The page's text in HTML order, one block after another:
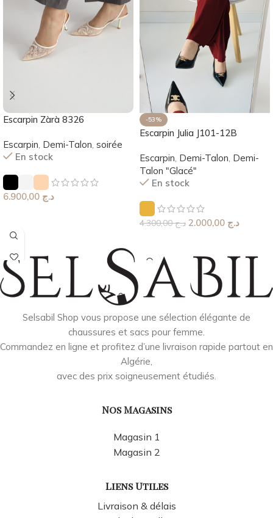
Escarpin Zàrà 8326
Escarpin, Demi-Talon, soirée
En stock
د.ج
-53%
Escarpin Julia J101-12B
Escarpin, Demi-Talon, Demi-
Talon "Glacé"
En stock
د.ج4.300,00 د.ج
Selsabil Shop vous propose une sélection élégante de
chaussures et sacs pour femme.
Commandez en ligne et profitez d’une livraison rapide partout en
Algérie,
avec des prix soigneusement étudiés.
Nos Magasins
Magasin 1
Magasin 2
Liens Utiles
Livraison & délais